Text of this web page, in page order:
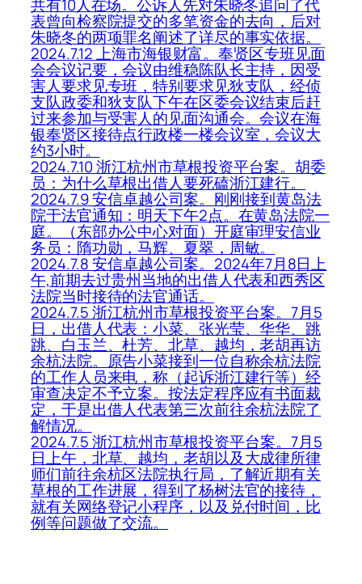
共有10人在场。公诉人先对朱晓冬追问了代
表曾向检察院提交的多笔资金的去向，后对
朱晓冬的两项罪名阐述了详尽的事实依据。
2024.7.12 上海市海银财富。奉贤区专班见面
会会议记要，会议由维稳陈队长主持，因受
害人要求见专班，特别要求见狄支队，经侦
支队政委和狄支队下午在区委会议结束后赶
过来参加与受害人的见面沟通会。会议在海
银奉贤区接待点行政楼一楼会议室，会议大
约3小时。
2024.7.10 浙江杭州市草根投资平台案。胡委
员：为什么草根出借人要死磕浙江建行。
2024.7.9 安信卓越公司案。刚刚接到黄岛法
院于法官通知：明天下午2点。在黄岛法院一
庭。（东部办公中心对面）开庭审理安信业
务员：隋功勋，马辉、夏翠，周敏。
2024.7.8 安信卓越公司案。2024年7月8日上
午,前期去过贵州当地的出借人代表和西秀区
法院当时接待的法官通话。
2024.7.5 浙江杭州市草根投资平台案。7月5
日，出借人代表：小菜、张光莹、华华、跳
跳、白玉兰、杜芳、北草、越均，老胡再访
余杭法院。原告小菜接到一位自称余杭法院
的工作人员来电，称（起诉浙江建行等）经
审查决定不予立案。按法定程序应有书面裁
定，于是出借人代表第三次前往余杭法院了
解情况。
2024.7.5 浙江杭州市草根投资平台案。7月5
日上午，北草、越均，老胡以及大成律所律
师们前往余杭区法院执行局，了解近期有关
草根的工作进展，得到了杨树法官的接待，
就有关网络登记小程序，以及兑付时间，比
例等问题做了交流。